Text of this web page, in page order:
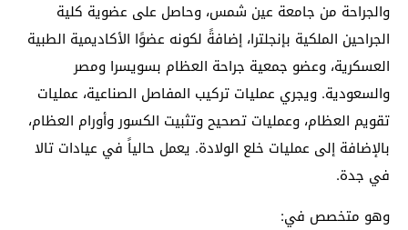
والجراحة من جامعة عين شمس، وحاصل على عضوية كلية
الجراحين الملكية بإنجلترا، إضافةً لكونه عضوًا الأكاديمية الطبية
العسكرية، وعضو جمعية جراحة العظام بسويسرا ومصر
والسعودية. ويجري عمليات تركيب المفاصل الصناعية، عمليات
تقويم العظام، وعمليات تصحيح وتثبيت الكسور وأورام العظام،
بالإضافة إلى عمليات خلع الولادة. يعمل حالياً في عيادات تالا
في جدة.
وهو متخصص في: